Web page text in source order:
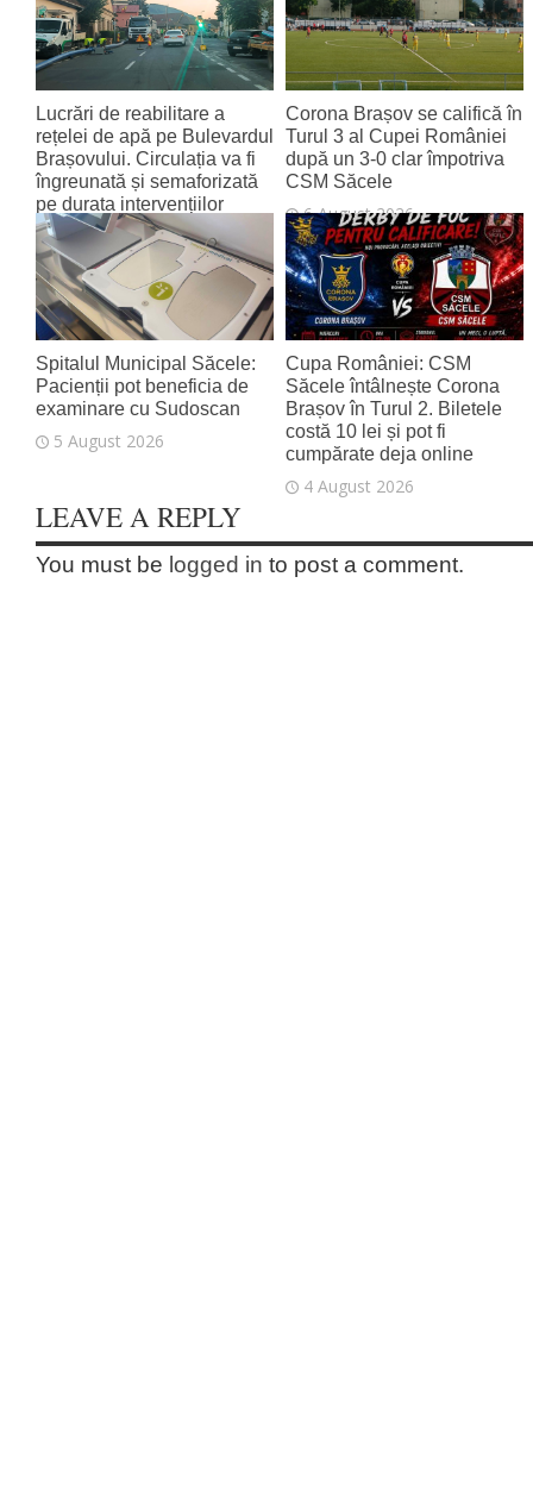
Lucrări de reabilitare a
rețelei de apă pe Bulevardul
Brașovului. Circulația va fi
îngreunată și semaforizată
pe durata intervențiilor
6 August 2026
Corona Brașov se califică în
Turul 3 al Cupei României
după un 3-0 clar împotriva
CSM Săcele
6 August 2026
Spitalul Municipal Săcele:
Pacienții pot beneficia de
examinare cu Sudoscan
5 August 2026
Cupa României: CSM
Săcele întâlnește Corona
Brașov în Turul 2. Biletele
costă 10 lei și pot fi
cumpărate deja online
4 August 2026
LEAVE A REPLY
You must be logged in to post a comment.